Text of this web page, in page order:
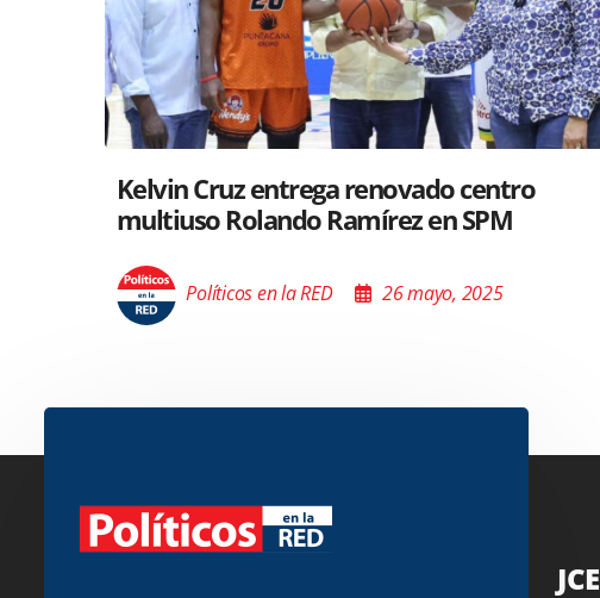
Santiago acoge exposición del Ministro de
Cultura sobre “El Poder de las Buenas
JCE